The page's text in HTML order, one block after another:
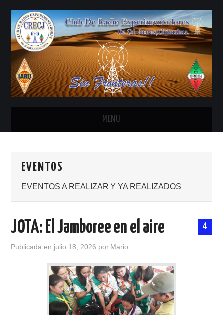
MENU
ANTENAS Y ACCESORIOS
BANDA CIVIL
CONTACTO
HISTORIA DE LA RADIO
IMÁGENES CRECJ
EVENTOS
EVENTOS A REALIZAR Y YA REALIZADOS
4
JOTA: El Jamboree en el aire
Publicada en julio 18, 2026 por Mario